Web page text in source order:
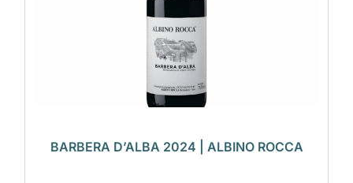
BARBERA D’ALBA 2024 | ALBINO ROCCA